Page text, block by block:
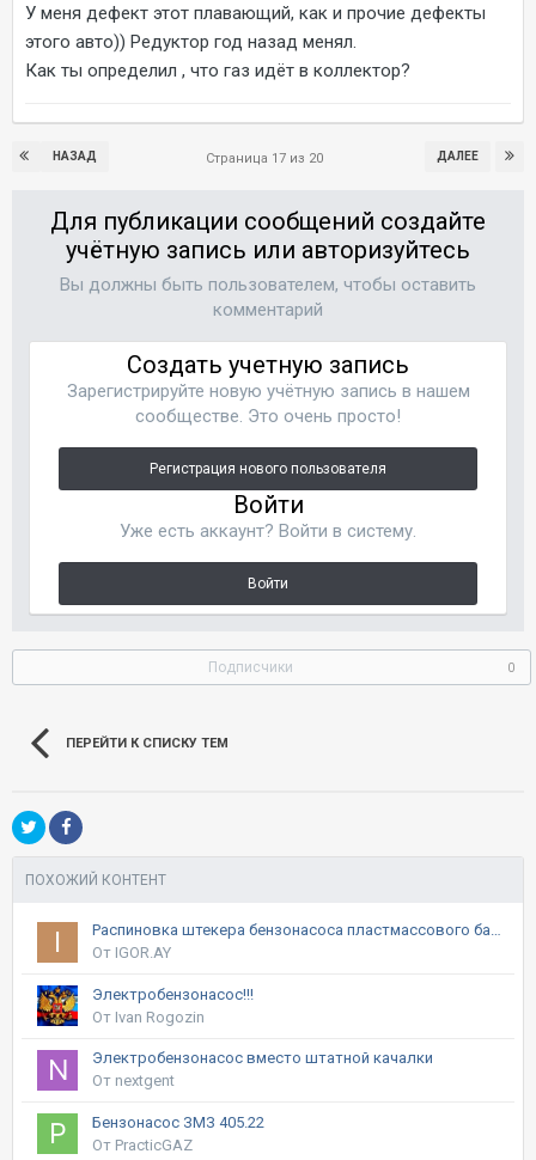
У меня дефект этот плавающий, как и прочие дефекты
этого авто)) Редуктор год назад менял.
Как ты определил , что газ идёт в коллектор?
НАЗАД ДАЛЕЕ
Страница 17 из 20
Для публикации сообщений создайте
учётную запись или авторизуйтесь
Вы должны быть пользователем, чтобы оставить
комментарий
Создать учетную запись
Зарегистрируйте новую учётную запись в нашем
сообществе. Это очень просто!
Регистрация нового пользователя
Войти
Уже есть аккаунт? Войти в систему.
Войти
Подписчики 0
ПЕРЕЙТИ К СПИСКУ ТЕМ
ПОХОЖИЙ КОНТЕНТ
Распиновка штекера бензонасоса пластмассового бака.
От IGOR.AY
Электробензонасос!!!
От Ivan Rogozin
Электробензонасос вместо штатной качалки
От nextgent
Бензонасос ЗМЗ 405.22
От PracticGAZ